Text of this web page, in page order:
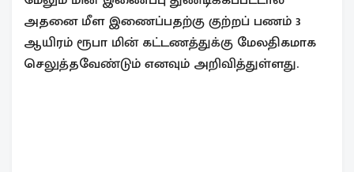
அதனை மீள இணைப்பதற்கு குற்றப் பணம் 3
ஆயிரம் ரூபா மின் கட்டணத்துக்கு மேலதிகமாக
செலுத்தவேண்டும் எனவும் அறிவித்துள்ளது.